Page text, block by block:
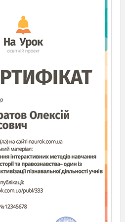
на малюнках?
назвати справжнім